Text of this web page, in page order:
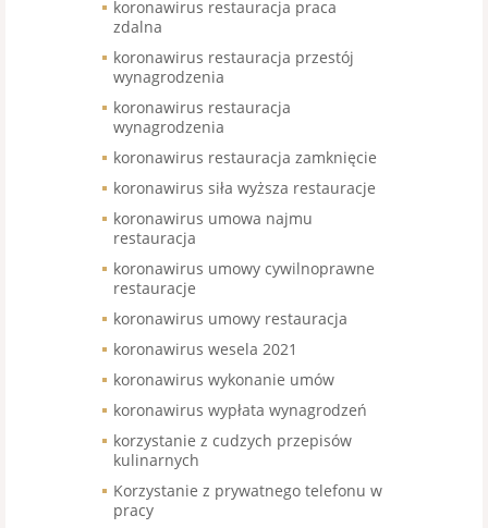
koronawirus restauracja praca
zdalna
koronawirus restauracja przestój
wynagrodzenia
koronawirus restauracja
wynagrodzenia
koronawirus restauracja zamknięcie
koronawirus siła wyższa restauracje
koronawirus umowa najmu
restauracja
koronawirus umowy cywilnoprawne
restauracje
koronawirus umowy restauracja
koronawirus wesela 2021
koronawirus wykonanie umów
koronawirus wypłata wynagrodzeń
korzystanie z cudzych przepisów
kulinarnych
Korzystanie z prywatnego telefonu w
pracy